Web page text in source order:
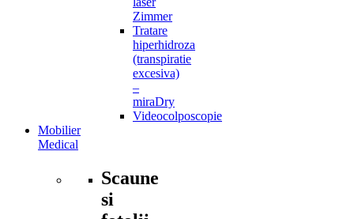
Zimmer
Tratare
hiperhidroza
(transpiratie
excesiva)
–
miraDry
Videocolposcopie
Mobilier
Medical
Scaune
si